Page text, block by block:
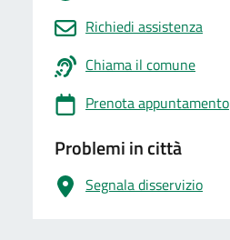
Richiedi assistenza
Chiama il comune
Prenota appuntamento
Problemi in città
Segnala disservizio